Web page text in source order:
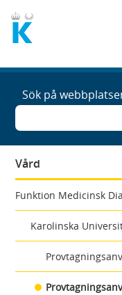
Sök på
Vård
Funktion Medicinsk
Karolinska